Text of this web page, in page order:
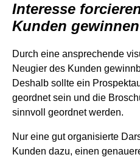
Interesse
Kunden gewinnen
Durch eine ansprechende
Neugier des Kunden
Deshalb sollte ein
geordnet sein und die
sinnvoll geordnet werden.
Nur eine gut organisierte
Kunden dazu, einen